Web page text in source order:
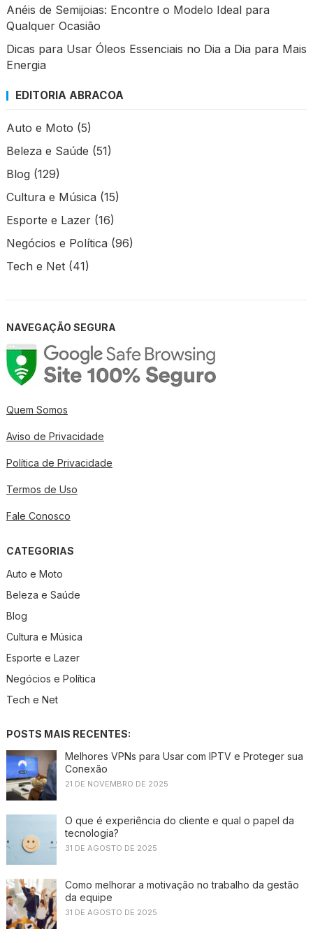
Anéis de Semijoias: Encontre o Modelo Ideal para
Qualquer Ocasião
Dicas para Usar Óleos Essenciais no Dia a Dia para Mais
Energia
EDITORIA ABRACOA
Auto e Moto (5)
Beleza e Saúde (51)
Blog (129)
Cultura e Música (15)
Esporte e Lazer(16)
Negócios e Política (96)
Tech e Net(41)
NAVEGAÇÃO SEGURA
Quem Somos
Aviso de Privacidade
Política de Privacidade
Termos de Uso
Fale Conosco
CATEGORIAS
Auto e Moto
Beleza e Saúde
Blog
Cultura e Música
Esporte e Lazer
Negócios e Política
Tech e Net
POSTS MAIS RECENTES:
Melhores VPNs para Usar com IPTV e Proteger sua
Conexão
21 DE NOVEMBRO DE 2025
O que é experiência do cliente e qual o papel da
tecnologia?
31 DE AGOSTO DE 2025
Como melhorar a motivação no trabalho da gestão
da equipe
31 DE AGOSTO DE 2025